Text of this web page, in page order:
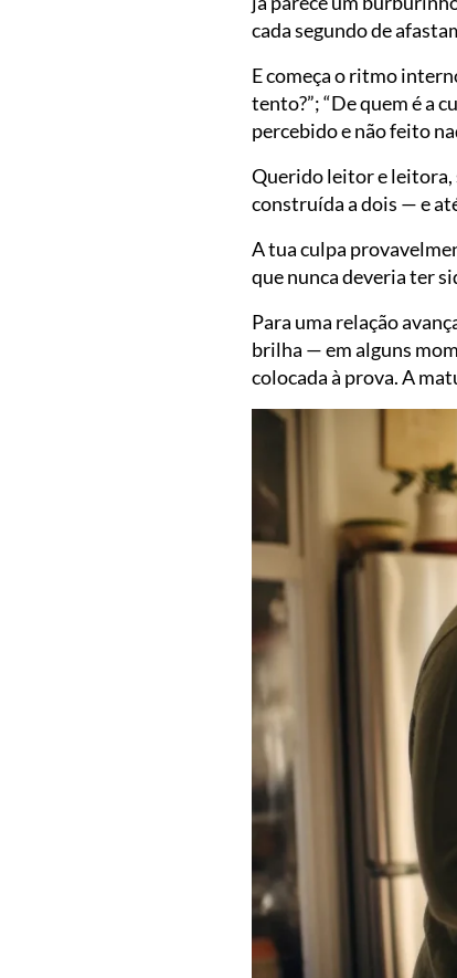
cada segundo de
E começa o ritmo
tento?”; “De quem é a
percebido e não feito
Querido leitor e leitora,
construída a dois — e
A tua culpa
que nunca deveria ter
Para uma relação
brilha — em alguns
colocada à prova. A